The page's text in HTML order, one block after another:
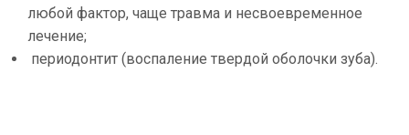
любой фактор, чаще травма и несвоевременное
лечение;
периодонтит (воспаление твердой оболочки зуба).